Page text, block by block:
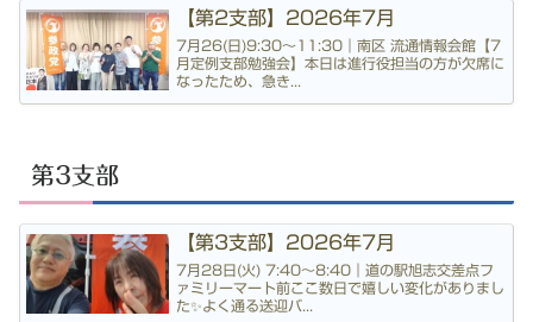
【第2支部】2026年7月
7月26(日)9:30〜11:30｜南区 流通情報会館【7
月定例支部勉強会】本日は進行役担当の方が欠席に
なったため、急き...
第3支部
【第3支部】2026年7月
7月28日(火) 7:40〜8:40｜道の駅旭志交差点フ
ァミリーマート前ここ数日で嬉しい変化がありまし
た✨よく通る送迎バ...